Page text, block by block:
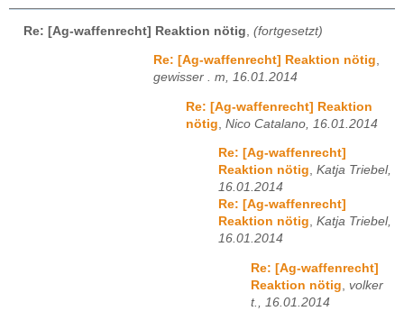
Re: [Ag-waffenrecht] Reaktion nötig (fortgesetzt)
Re: [Ag-waffenrecht] Reaktion nötig,
gewisser . m, 16.01.2014
Re: [Ag-waffenrecht] Reaktion
nötig Nico Catalano, 16.01.2014
Re: [Ag-waffenrecht]
Reaktion nötig, Katja Triebel,
16.01.2014
Re: [Ag-waffenrecht]
Reaktion nötig, Katja Triebel,
16.01.2014
Re: [Ag-waffenrecht]
Reaktion nötig volker
t., 16.01.2014